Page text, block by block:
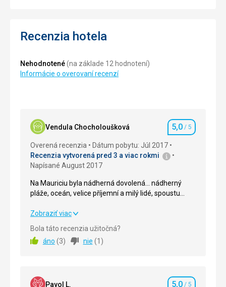
Recenzia hotela
Nehodnotené(na základe 12 hodnotení)
Informácie o overovaní recenzí
Vendula Chocholoušková Hodnotenie
5,0 / 5
Overená recenzia
Dátum pobytu: Júl 2017
Recenzia vytvorená pred 3 a viac rokmi
Napísané August 2017
Na Mauriciu byla nádherná dovolená... nádherný
pláže, oceán, velice příjemní a milý lidé, spoustu
dovolené se říká ráj na zemi...
Na Mauriciu byla nádherná dovolená... nádherný
pláže, oceán, velice příjemní a milý lidé, spoustu
aktivit, ubytování ne nejvyšší úrovni... prostě takové
dovolené se říká ráj na zemi...
Ubytovanie 5,0/ 5
Zobraziť viac
Bola táto recenzia užitočná?
áno (3) nie (1 )
Pavol L. 5,0 / 5